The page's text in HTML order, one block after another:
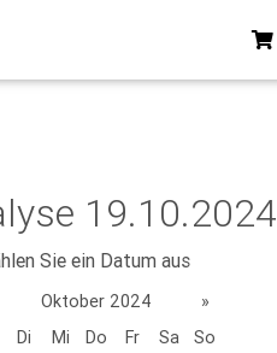
19.10.2024
Sie ein Datum aus
Oktober 2024
»
Di Mi Do Fr Sa
So